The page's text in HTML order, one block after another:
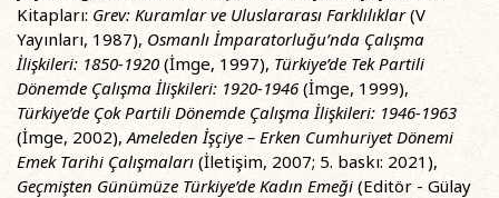
Kitapları: Grev: Kuramlar ve Uluslararası Farklılıklar(V
Yayınları, 1987), Osmanlı İmparatorluğu’nda Çalışma
İlişkileri: 1850-1920 (İmge, 1997), Türkiye’de Tek Partili
Dönemde Çalışma İlişkileri: 1920-1946 (İmge, 1999),
Türkiye’de Çok Partili Dönemde Çalışma İlişkileri: 1946-1963
(İmge, 2002),Ameleden İşçiye – Erken Cumhuriyet Dönemi
Emek Tarihi Çalışmaları (İletişim, 2007; 5. baskı: 2021),
Geçmişten Günümüze Türkiye’de Kadın Emeği (Editör - Gülay